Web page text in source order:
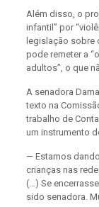
Além disso, o
infantil” por
legislação sobre
pode remeter a
adultos”, o que
A senadora
texto na
trabalho de
um instrumento
— Estamos
crianças nas
(…) Se
sido senadora.